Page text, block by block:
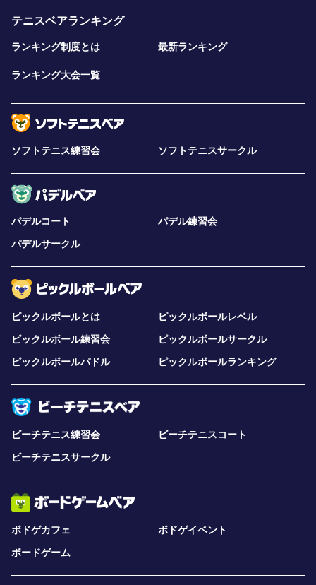
テニスベアランキング
ランキング制度とは 最新ランキング
ランキング大会一覧
ソフトテニス練習会 ソフトテニスサークル
パデルコート
パデル練習会
パデルサークル
ピックルボールとは
ピックルボールレベル
ピックルボール練習会
ピックルボールサークル
ピックルボールパドル
ピックルボールランキング
ビーチテニス練習会
ビーチテニスコート
ビーチテニスサークル
ボドゲカフェ
ボドゲイベント
ボードゲーム